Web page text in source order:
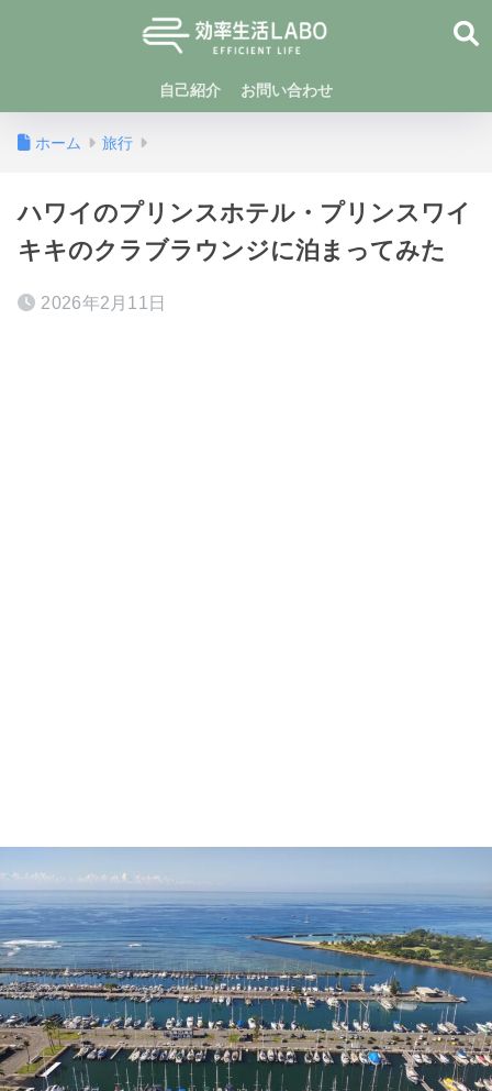
自己紹介 お問い合わせ
ホーム 旅行
ハワイのプリンスホテル・プリンスワイ
キキのクラブラウンジに泊まってみた
2026年2月11日